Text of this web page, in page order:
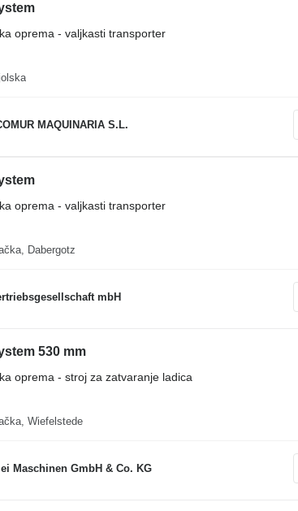
oprema - valjkasti transporter
MAQUINARIA S.L.
oprema - valjkasti transporter
Dabergotz
mbH
530 mm
oprema - stroj za zatvaranje ladica
Wiefelstede
Maschinen GmbH & Co. KG